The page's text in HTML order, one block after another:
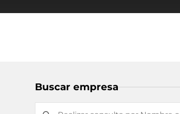
Buscar empresa